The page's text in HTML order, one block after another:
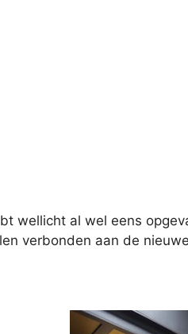
wellicht al wel eens
verbonden aan de